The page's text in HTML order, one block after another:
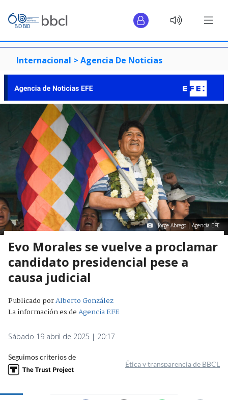
Internacional > Agencia De Noticias
Jorge Abrego | Agencia EFE
Evo Morales se vuelve a proclamar
candidato presidencial pese a
causa judicial
Publicado porAlberto González
La información es deAgencia EFE
Sábado 19 abril de 2025 | 20:17
Seguimos criterios de
Ética y transparencia de BBCL